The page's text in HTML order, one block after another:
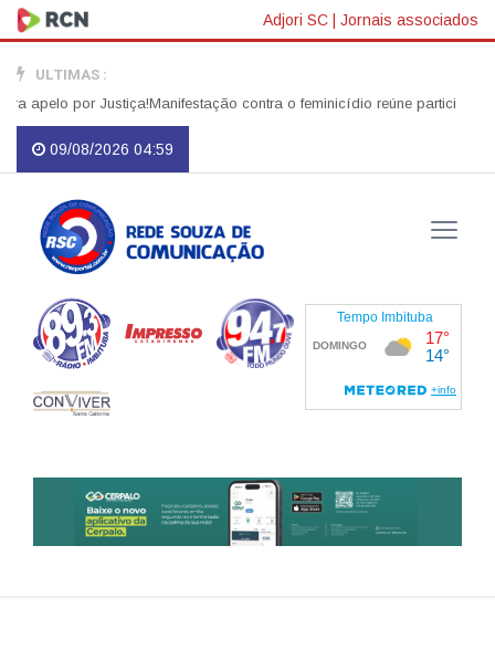
Adjori SC | Jornais associados
ULTIMAS :
por Justiça!Manifestação contra o feminicídio reúne participantes
09/08/2026 04:59